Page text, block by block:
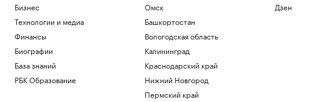
$300
Технологии и медиа
Почему инвесторы выбирают офисы в
оживленных районах Москвы
РБК и Upside
Патология управления: как высокие
стандарты превращаются в
Бизнес
Технологии и медиа
Финансы
Биографии
База знаний
РБК Образование
Омск
Башкортостан
Вологодская область
Калининград
Краснодарский край
Нижний Новгород
Пермский край
Дзен